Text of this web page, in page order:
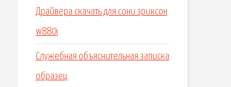
Драйвера скачать для сони эриксон
w880i
Служебная объяснительная записка
образец